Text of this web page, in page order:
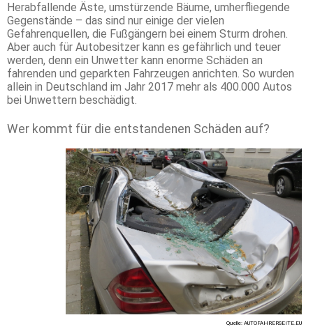
Herabfallende Äste, umstürzende Bäume, umherfliegende
Gegenstände – das sind nur einige der vielen
Gefahrenquellen, die Fußgängern bei einem Sturm drohen.
Aber auch für Autobesitzer kann es gefährlich und teuer
werden, denn ein Unwetter kann enorme Schäden an
fahrenden und geparkten Fahrzeugen anrichten. So wurden
allein in Deutschland im Jahr 2017 mehr als 400.000 Autos
bei Unwettern beschädigt.
Wer kommt für die entstandenen Schäden auf?
Quelle: AUTOFAHRERSEITE.EU